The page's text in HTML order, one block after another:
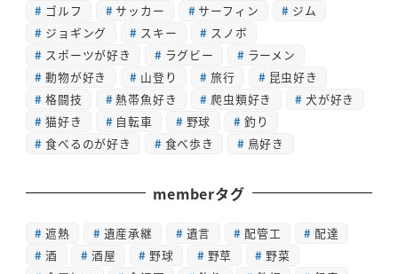
ゴルフ
サッカー サーフィン
ジム
ジョギング
スキー
スノボ
スポーツが好き
ラグビー
ラーメン
動物が好き
山登り 旅行
昆虫好き
格闘技
熱帯魚好き 爬虫類好き
犬が好き
猫好き
自転車 野球
釣り
食べるのが好き
食べ歩き 鳥好き
memberタグ
遮熱 遺産承継 遺言 配管工
配達
酒
酒屋 野球 野草
野菜